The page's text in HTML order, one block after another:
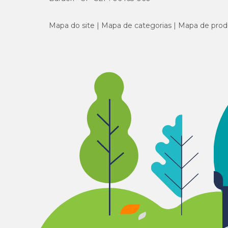
Mapa do site Mapa de categorias Mapa de